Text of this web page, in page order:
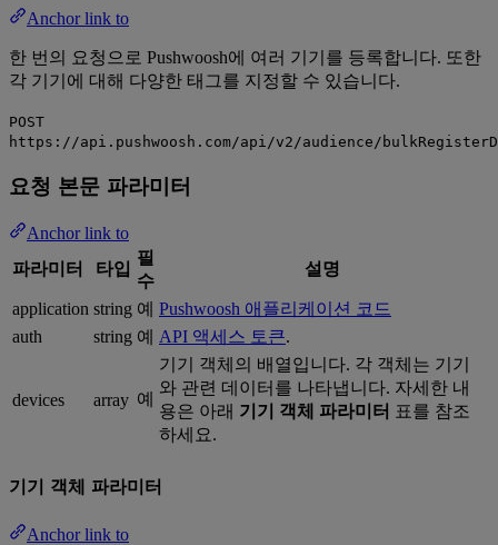
Anchor link to
한 번의 요청으로 Pushwoosh에 여러 기기를 등록합니다. 또한
각 기기에 대해 다양한 태그를 지정할 수 있습니다.
POST
https://api.pushwoosh.com/api/v2/audience/
요청 본문 파라미터
Anchor link to
파라미터
타입
필
수
설명
application string 예 Pushwoosh 애플리케이션 코드
auth
string 예 API 액세스 토큰.
devices array 예
기기 객체의 배열입니다. 각 객체는 기기
와 관련 데이터를 나타냅니다. 자세한 내
용은 아래 기기 객체 파라미터 표를 참조
하세요.
기기 객체 파라미터
Anchor link to